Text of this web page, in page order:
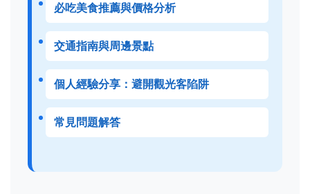
必吃美食推薦與價格分析
交通指南與周邊景點
個人經驗分享：避開觀光客陷阱
常見問題解答